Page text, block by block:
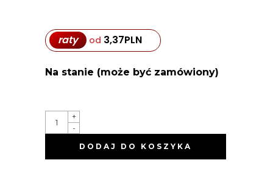
raty od 3,37PLN
Na stanie (może być zamówiony)
MOULDING
CREME
-
MODELUJĄCY
100ML
-
+
DODAJ DO KOSZYKA